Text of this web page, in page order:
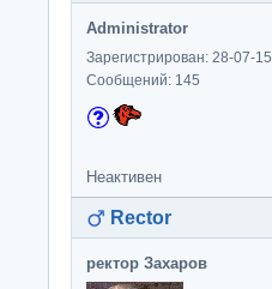
Administrator
Зарегистрирован: 28-07-15
Сообщений: 145
Неактивен
Rector
ректор Захаров